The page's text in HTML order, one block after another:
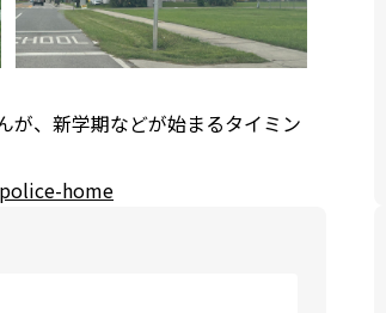
が、新学期などが始まるタイミン
home